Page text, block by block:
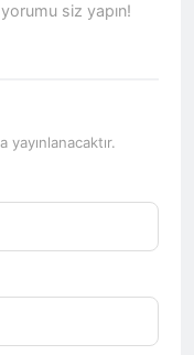
siz yapın!